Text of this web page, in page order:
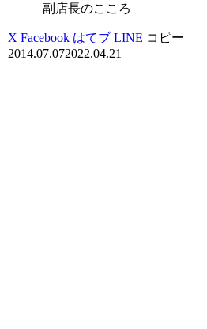
副店長のこころ
X Facebook はてブ LINE コピー
2014.07.072022.04.21